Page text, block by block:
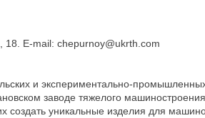
E-mail: chepurnoy@ukrth.com
и экспериментально-
заводе тяжелого
уникальные изделия для